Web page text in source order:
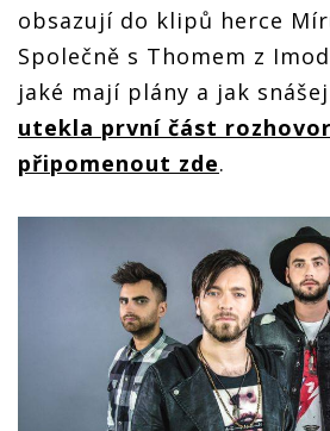
obsazují do klipů herce
Společně s Thomem z
jaké mají plány a jak
utekla první část
připomenout zde.